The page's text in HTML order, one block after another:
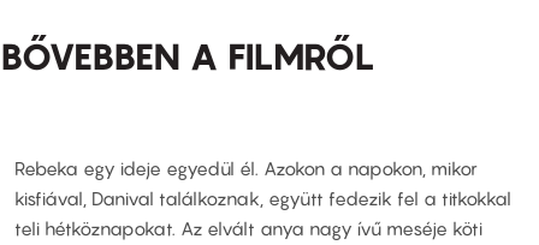
BŐVEBBEN A FILMRŐL
Rebeka egy ideje egyedül él. Azokon a napokon, mikor
kisfiával, Danival találkoznak, együtt fedezik fel a titkokkal
teli hétköznapokat. Az elvált anya nagy ívű meséje köti